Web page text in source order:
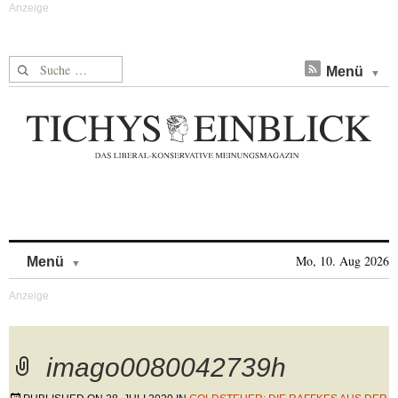
Suche nach: Menü
Menü Mo, 10. Aug 2026
imago0080042739h